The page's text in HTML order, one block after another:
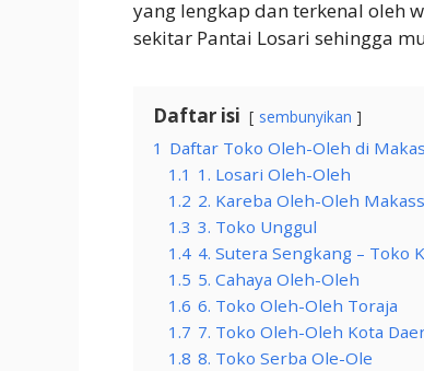
yang lengkap dan terkenal oleh
sekitar Pantai Losari sehingga
Daftar isi sembunyikan
1 Daftar Toko Oleh-Oleh di
1.1 1. Losari Oleh-Oleh
1.2 2. Kareba Oleh-Oleh
1.3 3. Toko Unggul
1.4 4. Sutera Sengkang – Toko
1.5 5. Cahaya Oleh-Oleh
1.6 6. Toko Oleh-Oleh Toraja
1.7 7. Toko Oleh-Oleh Kota
1.8 8. Toko Serba Ole-Ole